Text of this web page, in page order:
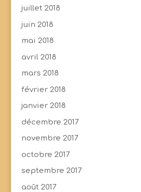
juillet 2018
juin 2018
mai 2018
avril 2018
mars 2018
février 2018
janvier 2018
décembre 2017
novembre 2017
octobre 2017
septembre 2017
août 2017